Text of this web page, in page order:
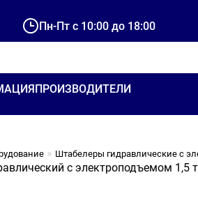
Пн-Пт с 10:00 до 18:00
ПРОИЗВОДИТЕЛИ
Штабелеры гидравлические c
с электроподъемом 1,5